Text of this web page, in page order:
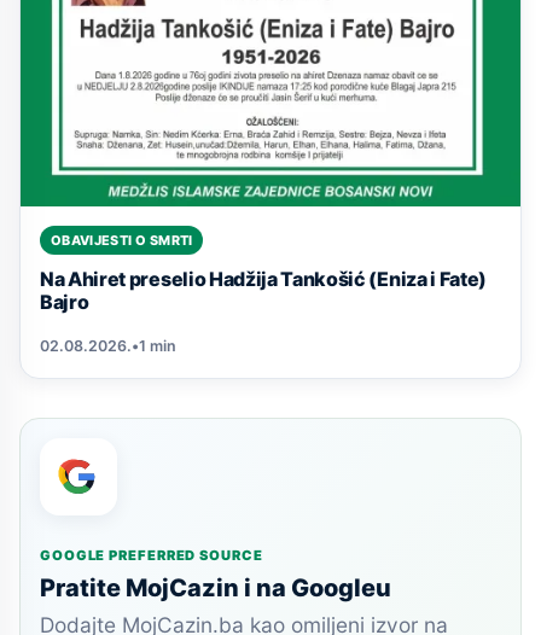
OBAVIJESTI O SMRTI
Na Ahiret preselio Hadžija Tankošić (Eniza i Fate)
Bajro
02.08.2026.•1 min
GOOGLE PREFERRED SOURCE
Pratite MojCazin i na Googleu
Dodajte MojCazin.ba kao omiljeni izvor na